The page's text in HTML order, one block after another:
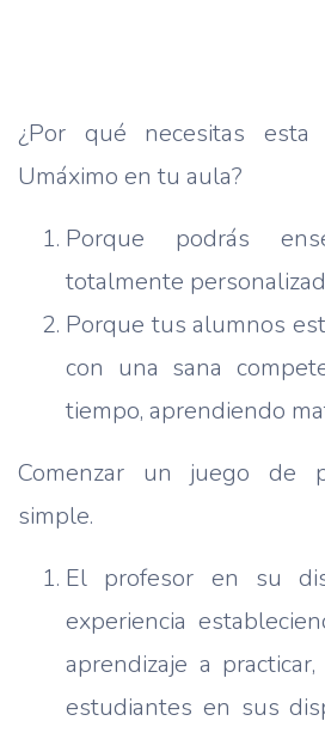
¿Por qué necesitas esta
Umáximo en tu aula?
Porque podrás
totalmente
Porque tus alumnos
con una sana
tiempo, aprendiendo
Comenzar un juego de
simple.
El profesor en su
experiencia
aprendizaje a
estudiantes en sus